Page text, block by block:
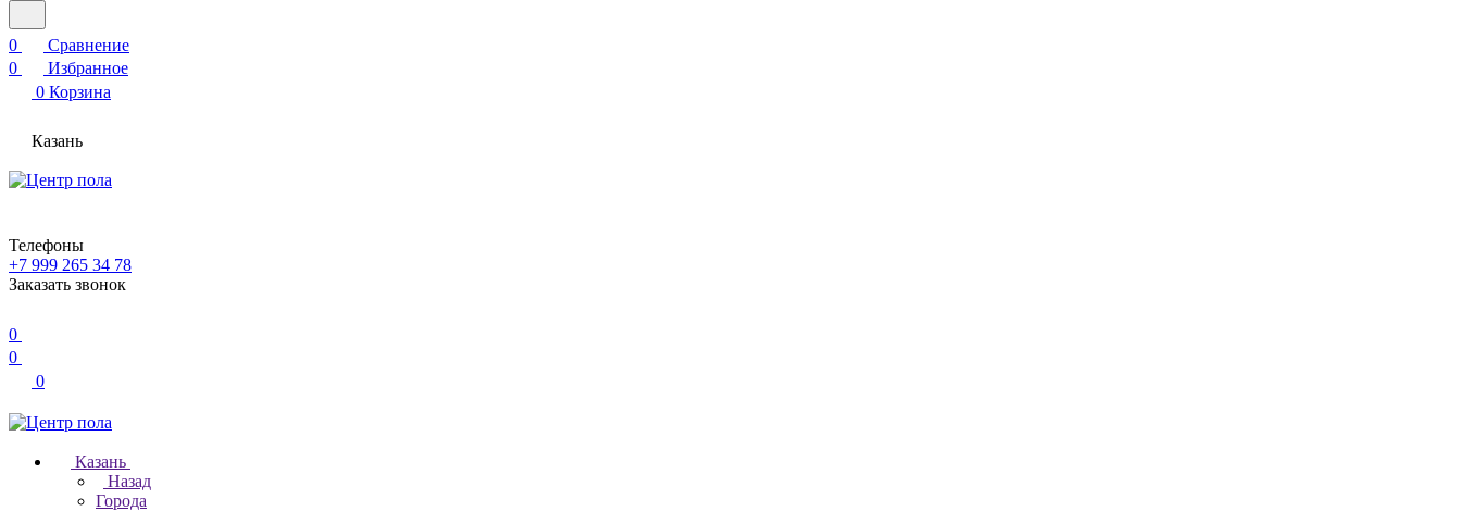
0
Сравнение
0
Избранное
0 Корзина
Казань
Телефоны
+7 999 265 34 78
Заказать звонок
0
0
0
Казань
Назад
Города